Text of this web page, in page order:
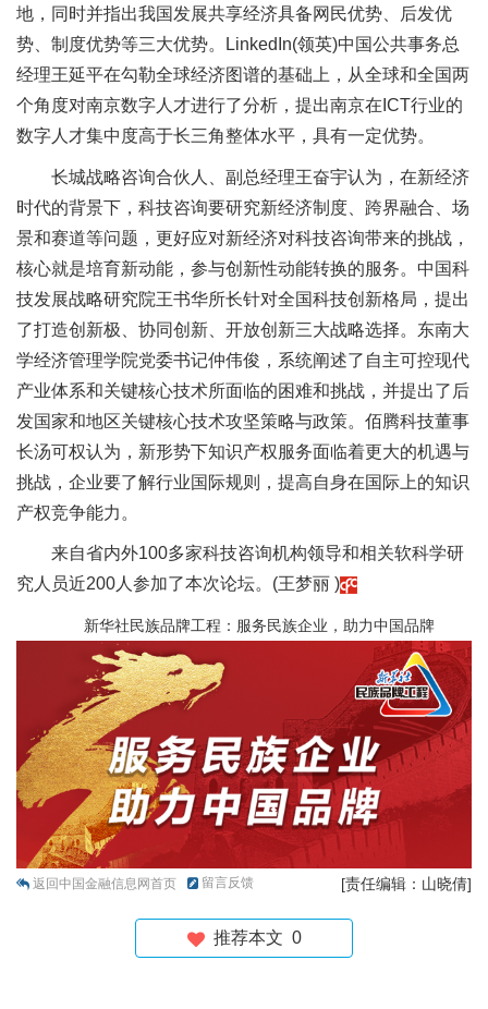
地，同时并指出我国发展共享经济具备网民优势、后发优
势、制度优势等三大优势。LinkedIn(领英)中国公共事务总
经理王延平在勾勒全球经济图谱的基础上，从全球和全国两
个角度对南京数字人才进行了分析，提出南京在ICT行业的
数字人才集中度高于长三角整体水平，具有一定优势。
长城战略咨询合伙人、副总经理王奋宇认为，在新经济
时代的背景下，科技咨询要研究新经济制度、跨界融合、场
景和赛道等问题，更好应对新经济对科技咨询带来的挑战，
核心就是培育新动能，参与创新性动能转换的服务。中国科
技发展战略研究院王书华所长针对全国科技创新格局，提出
了打造创新极、协同创新、开放创新三大战略选择。东南大
学经济管理学院党委书记仲伟俊，系统阐述了自主可控现代
产业体系和关键核心技术所面临的困难和挑战，并提出了后
发国家和地区关键核心技术攻坚策略与政策。佰腾科技董事
长汤可权认为，新形势下知识产权服务面临着更大的机遇与
挑战，企业要了解行业国际规则，提高自身在国际上的知识
产权竞争能力。
来自省内外100多家科技咨询机构领导和相关软科学研
究人员近200人参加了本次论坛。(王梦丽 )
新华社民族品牌工程：服务民族企业，助力中国品牌
返回中国金融信息网首页 留言反馈 [责任编辑：山晓倩]
推荐本文 0